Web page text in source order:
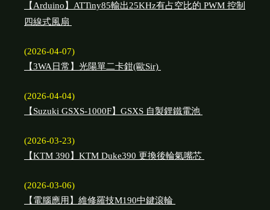
【Arduino】ATTiny85輸出25KHz有占空比的 PWM 控制
四線式風扇
(2026-04-07)
【3WA日常】光陽單二卡鉗(歐Sir)
(2026-04-04)
【Suzuki GSXS-1000F】GSXS 自製鋰鐵電池
(2026-03-23)
【KTM 390】KTM Duke390 更換後輪氣嘴芯
(2026-03-06)
【電腦應用】維修羅技M190中鍵滾輪